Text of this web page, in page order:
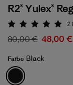
Black
R2® Yulex®
2
80,00 € 48,00 €
Farbe Black